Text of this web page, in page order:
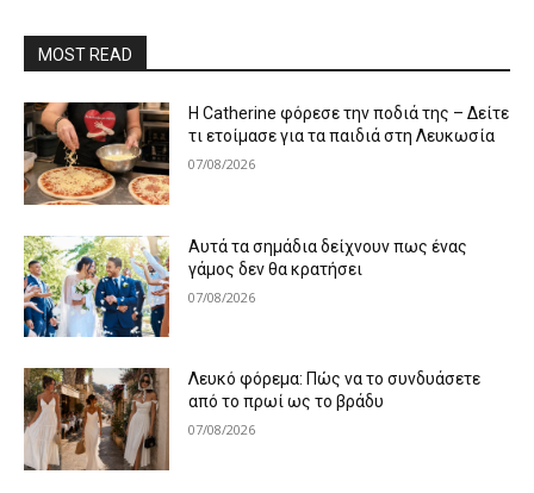
MOST READ
Η Catherine φόρεσε την ποδιά της – Δείτε
τι ετοίμασε για τα παιδιά στη Λευκωσία
07/08/2026
Αυτά τα σημάδια δείχνουν πως ένας
γάμος δεν θα κρατήσει
07/08/2026
Λευκό φόρεμα: Πώς να το συνδυάσετε
από το πρωί ως το βράδυ
07/08/2026